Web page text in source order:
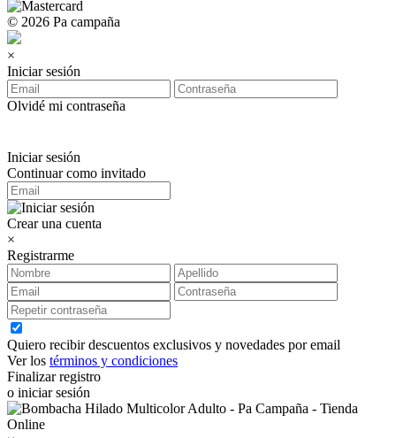
© 2026 Pa campaña
×
Iniciar sesión
Olvidé mi contraseña
Iniciar sesión
Continuar como invitado
Crear una cuenta
×
Registrarme
Quiero recibir descuentos exclusivos y novedades por email
Ver los términos y condiciones
Finalizar registro
o iniciar sesión